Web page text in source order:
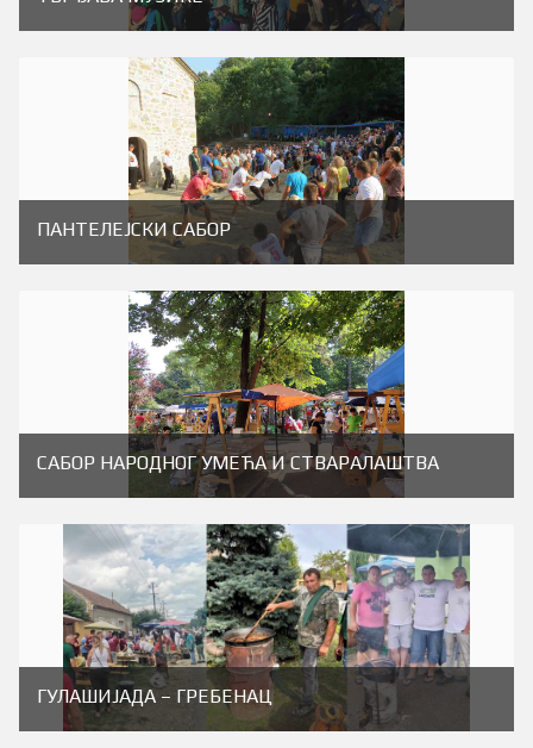
ПАНТЕЛЕЈСКИ САБОР
САБОР НАРОДНОГ УМЕЋА И СТВАРАЛАШТВА
ГУЛАШИЈАДА – ГРЕБЕНАЦ